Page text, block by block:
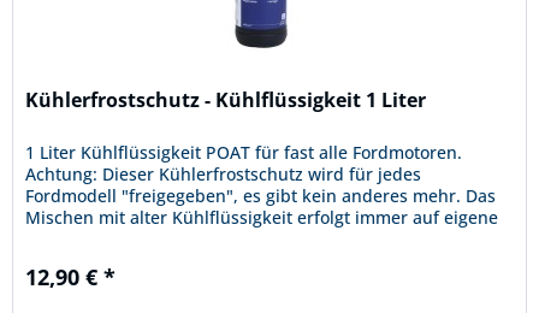
Kühlerfrostschutz - Kühlflüssigkeit 1 Liter
1 Liter Kühlflüssigkeit POAT für fast alle Fordmotoren.
Achtung: Dieser Kühlerfrostschutz wird für jedes
Fordmodell "freigegeben", es gibt kein anderes mehr. Das
Mischen mit alter Kühlflüssigkeit erfolgt immer auf eigene
12,90 € *